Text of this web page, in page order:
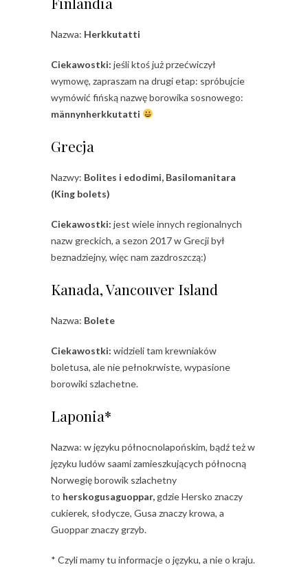
Nazwa: Herkkutatti
Ciekawostki: jeśli ktoś już przećwiczył
wymowę, zapraszam na drugi etap: spróbujcie
wymówić fińską nazwę borowika sosnowego:
männynherkkutatti
Grecja
Nazwy: Bolites i edodimi, Basilomanitara
(King bolets)
Ciekawostki: jest wiele innych regionalnych
nazw greckich, a sezon 2017 w Grecji był
beznadziejny, więc nam zazdroszczą:)
Kanada, Vancouver Island
Nazwa: Bolete
Ciekawostki: widzieli tam krewniaków
boletusa, ale nie pełnokrwiste, wypasione
borowiki szlachetne.
Laponia*
Nazwa: w języku północnolapońskim, bądź też w
języku ludów saami zamieszkujących północną
Norwegię borowik szlachetny
to herskogusaguoppar, gdzie Hersko znaczy
cukierek, słodycze, Gusa znaczy krowa, a
Guoppar znaczy grzyb.
* Czyli mamy tu informacje o języku, a nie o kraju.